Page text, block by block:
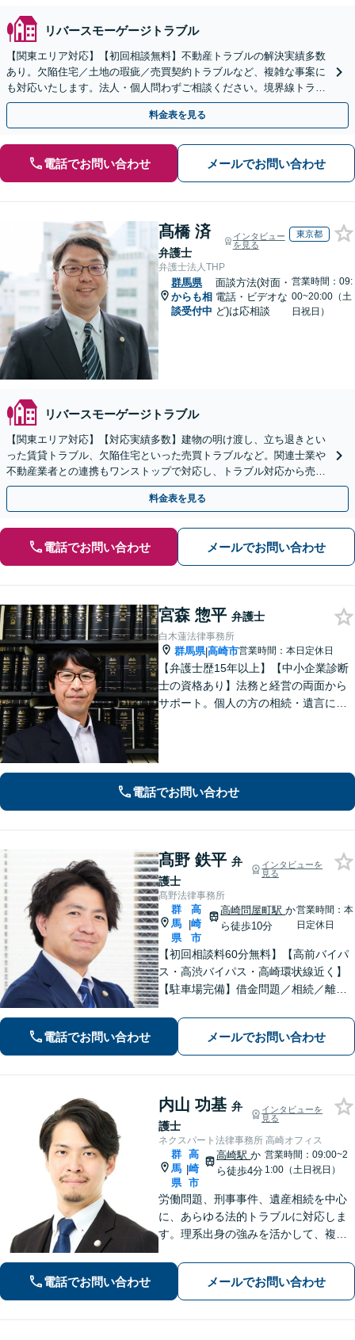
リバースモーゲージトラブル
【関東エリア対応】【初回相談無料】不動産トラブルの解決実績多数
あり。欠陥住宅／土地の瑕疵／売買契約トラブルなど、複雑な事案に
も対応いたします。法人・個人問わずご相談ください。境界線トラブ
ルも多くの対応実績あり。【電話相談・Web面談可】
料金表を見る
電話でお問い合わせ メールでお問い合わせ
髙橋 済
弁護士
インタビュー
を見る
東京都
弁護士法人THP
群馬県
からも相
談受付中
面談方法(対面・
電話・ビデオな
ど)は応相談
営業時間：09:
00~20:00（土
日祝日）
リバースモーゲージトラブル
【関東エリア対応】【対応実績多数】建物の明け渡し、立ち退きとい
った賃貸トラブル、欠陥住宅といった売買トラブルなど。関連士業や
不動産業者との連携もワンストップで対応し、トラブル対応から売却
まで徹底サポート【初回相談無料】
料金表を見る
電話でお問い合わせ メールでお問い合わせ
宮森 惣平 弁護士
白木蓮法律事務所
群馬県|高崎市営業時間：本日定休日
【弁護士歴15年以上】【中小企業診断
士の資格あり】法務と経営の両面から
サポート。個人の方の相続・遺言にも
を見渡し、実効性のあるアドバイスを
提供。
電話でお問い合わせ
髙野 鉄平 弁
護士
インタビューを
見る
髙野法律事務所
群
馬
県
|
高
崎
市
高崎問屋町駅か
ら徒歩10分
営業時間：本
日定休日
【初回相談料60分無料】【高前バイパ
ス・高渋バイパス・高崎環状線近く】
【駐車場完備】借金問題／相続／離婚
広く対応しております。丁寧なヒアリ
ングとコミュニケーションを重ねるこ
とを大切にしております【休日・夜間
対応可】
電話でお問い合わせ メールでお問い合わせ
内山 功基 弁
護士
インタビューを
見る
ネクスパート法律事務所 高崎オフィス
群
馬
県
|
高
崎
市
高崎駅か
ら徒歩4分
営業時間：09:00~2
1:00（土日祝日）
労働問題、刑事事件、遺産相続を中心
に、あらゆる法的トラブルに対応しま
す。理系出身の強みを活かして、複雑
つ効果的に解決へ導きます。身近な存
在としてお気軽にご相談ください。
【分割払い可】【夜間休日対応可】
電話でお問い合わせ メールでお問い合わせ